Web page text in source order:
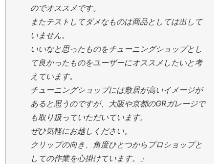
のでオススメです。
またテストしてダメなものは商品としては出して
いません。
いいなと思ったものをチューニングショップとし
て良かったものをユーザーにオススメしたいと考
えています。
チューニングショップには敷居が高いイメージが
あると思うのですが、大阪や京都のGRガレージで
も取り扱っていただいています。
ぜひ気軽にお越しください。
クリップの向き、角度ひとつからプロショップと
しての作業を心掛けています。」